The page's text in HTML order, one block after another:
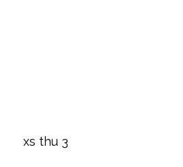
xs thu 3